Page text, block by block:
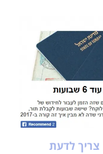
צריך לדעת